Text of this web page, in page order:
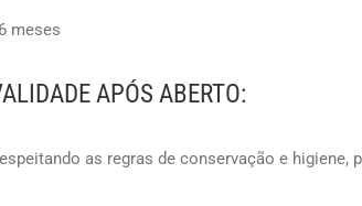
meses
APÓS ABERTO:
as regras de conservação e higiene,